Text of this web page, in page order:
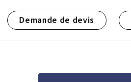
Demande de devis